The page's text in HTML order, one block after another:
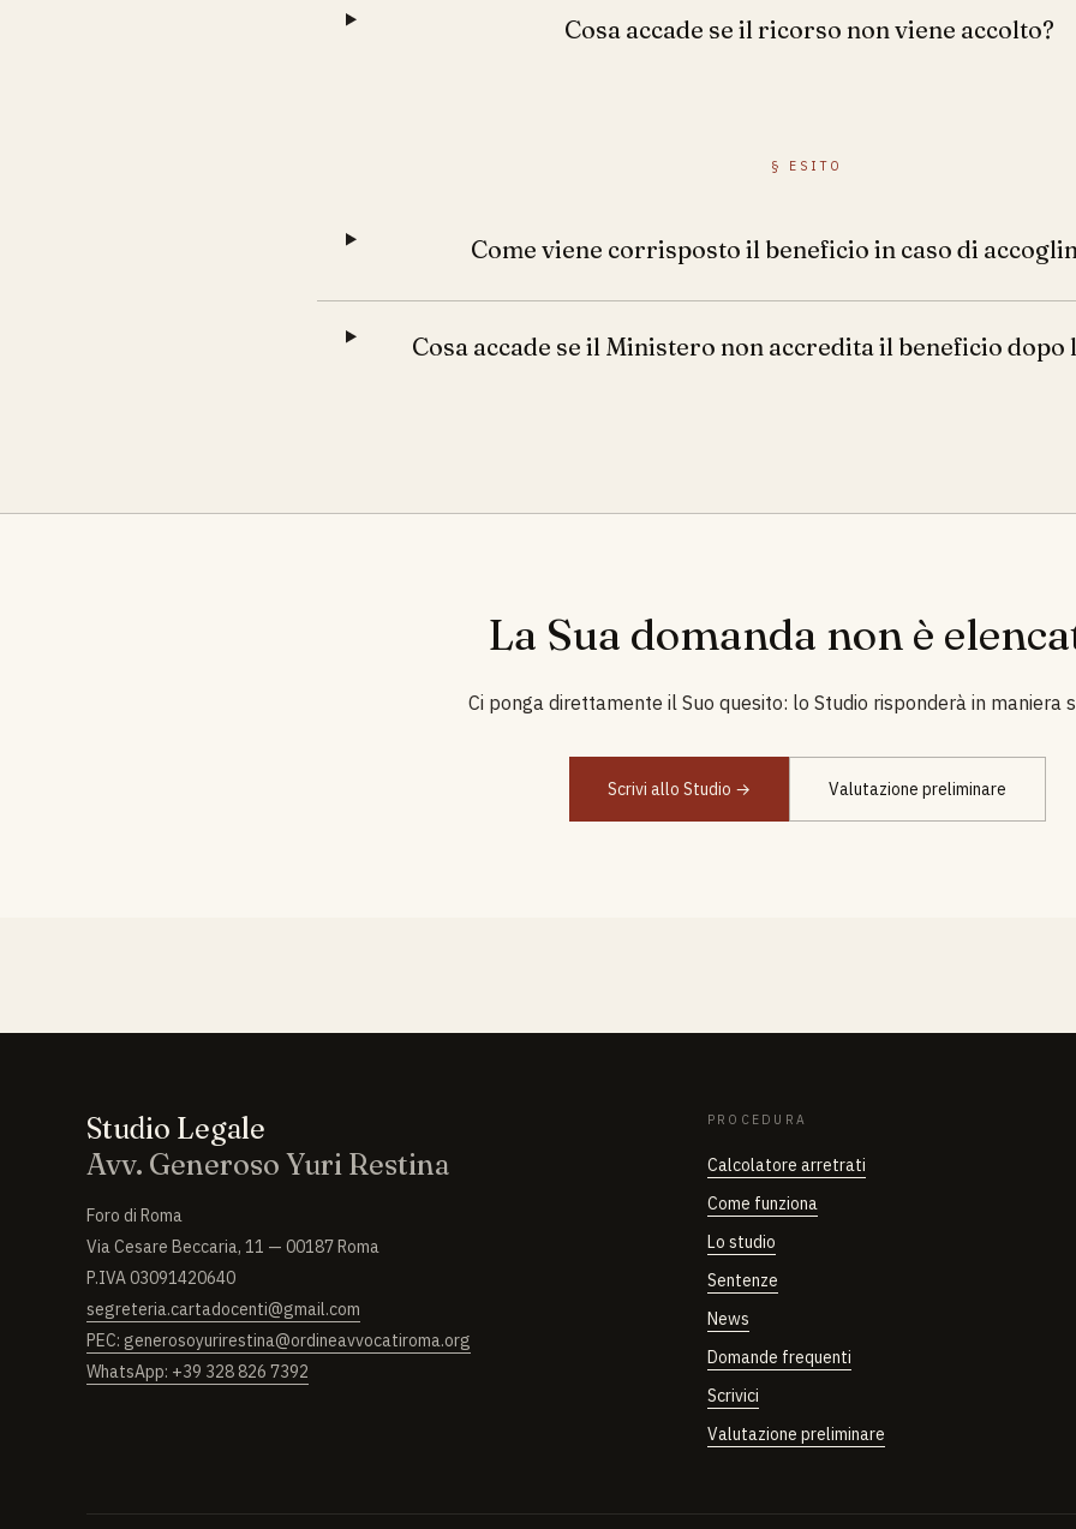
Cosa accade se il ricorso non viene accolto?
§ ESITO
Come viene corrisposto il beneficio in caso di
Cosa accade se il Ministero non accredita il beneficio dopo
La Sua domanda non è
Ci ponga direttamente il Suo quesito: lo Studio risponderà in maniera
Scrivi allo Studio → Valutazione preliminare
Studio Legale
Avv. Generoso Yuri Restina
Foro di Roma
Via Cesare Beccaria, 11 — 00187 Roma
P.IVA 03091420640
segreteria.cartadocenti@gmail.com
PEC: generosoyurirestina@ordineavvocatiroma.org
WhatsApp: +39 328 826 7392
PROCEDURA
Calcolatore arretrati
Come funziona
Lo studio
Sentenze
News
Domande frequenti
Scrivici
Valutazione preliminare